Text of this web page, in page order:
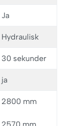
Ja
Hydraulisk
30 sekunder
ja
2800 mm
2570 mm